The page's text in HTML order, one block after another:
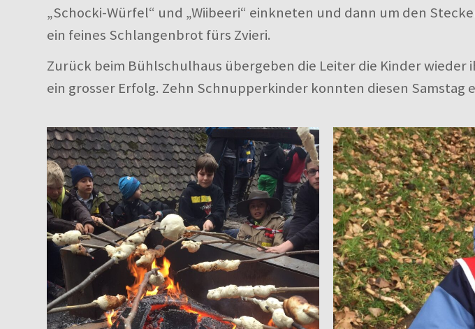
„Schocki-Würfel“ und „Wiibeeri“ einkneten und dann um den
ein feines Schlangenbrot fürs Zvieri.
Zurück beim Bühlschulhaus übergeben die Leiter die Kinder
ein grosser Erfolg. Zehn Schnupperkinder konnten diesen Samstag